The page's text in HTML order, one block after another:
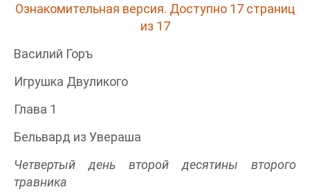
Ознакомительная версия. Доступно 17 страниц
из 17
Василий Горъ
Игрушка Двуликого
Глава 1
Бельвард из Увераша
Четвертый день второй десятины второго
травника